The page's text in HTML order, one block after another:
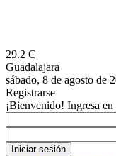
29.2 C
Guadalajara
sábado, 8 de agosto de
Registrarse
¡Bienvenido! Ingresa en